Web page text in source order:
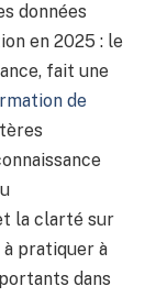
données
en 2025 : le
fait une
de
la clarté sur
pratiquer à
dans